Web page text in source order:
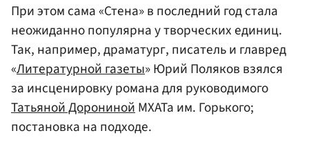
При этом сама «Стена» в последний год стала
неожиданно популярна у творческих единиц.
Так, например, драматург, писатель и главред
«Литературной газеты» Юрий Поляков взялся
за инсценировку романа для руководимого
Татьяной ДоронинойМХАТа им. Горького;
постановка на подходе.